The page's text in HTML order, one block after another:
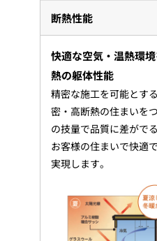
断熱性能
快適な空気・温熱環
熱の躯体性能
精密な施工を可能とす
密・高断熱の住まいを
の技量で品質に差がで
お客様の住まいで快適
実現します。